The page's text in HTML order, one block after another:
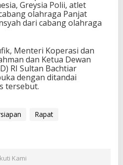
Greysia Polii, atlet
olahraga Panjat
dari cabang olahraga
Menteri Koperasi dan
dan Ketua Dewan
RI Sultan Bachtiar
dengan ditandai
tersebut.
Rapat
Kami